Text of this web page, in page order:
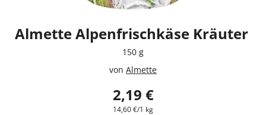
Almette Alpenfrischkäse Kräuter
150 g
von Almette
2,19 €
14,60 €/1 kg